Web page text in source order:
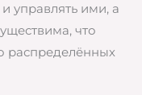
управлять ими, а
что
распределённых